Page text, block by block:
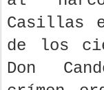
Casillas
de los
Don